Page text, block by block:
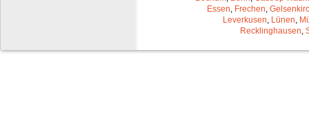
Essen, Frechen,
Leverkusen, Lünen,
Recklinghausen,